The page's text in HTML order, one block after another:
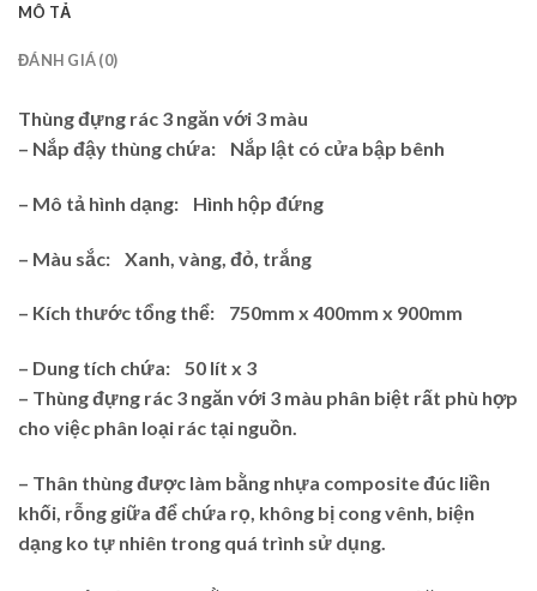
MÔ TẢ
ĐÁNH GIÁ (0)
Thùng đựng rác 3 ngăn với 3 màu
– Nắp đậy thùng chứa: Nắp lật có cửa bập bênh
– Mô tả hình dạng: Hình hộp đứng
– Màu sắc: Xanh, vàng, đỏ, trắng
– Kích thước tổng thể: 750mm x 400mm x 900mm
– Dung tích chứa: 50 lít x 3
– Thùng đựng rác 3 ngăn với 3 màu phân biệt rất phù hợp
cho việc phân loại rác tại nguồn.
– Thân thùng được làm bằng nhựa composite đúc liền
khối, rỗng giữa để chứa rọ, không bị cong vênh, biện
dạng ko tự nhiên trong quá trình sử dụng.